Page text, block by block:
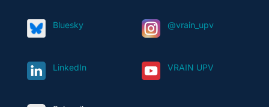
Bluesky @vrain_upv
LinkedIn VRAIN UPV